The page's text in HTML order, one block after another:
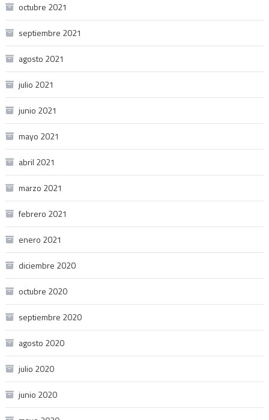
octubre 2021
septiembre 2021
agosto 2021
julio 2021
junio 2021
mayo 2021
abril 2021
marzo 2021
febrero 2021
enero 2021
diciembre 2020
octubre 2020
septiembre 2020
agosto 2020
julio 2020
junio 2020